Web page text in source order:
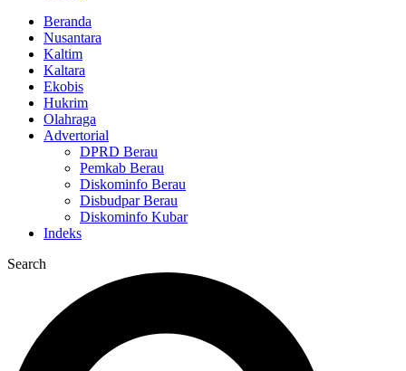
Beranda
Nusantara
Kaltim
Kaltara
Ekobis
Hukrim
Olahraga
Advertorial
DPRD Berau
Pemkab Berau
Diskominfo Berau
Disbudpar Berau
Diskominfo Kubar
Indeks
Search